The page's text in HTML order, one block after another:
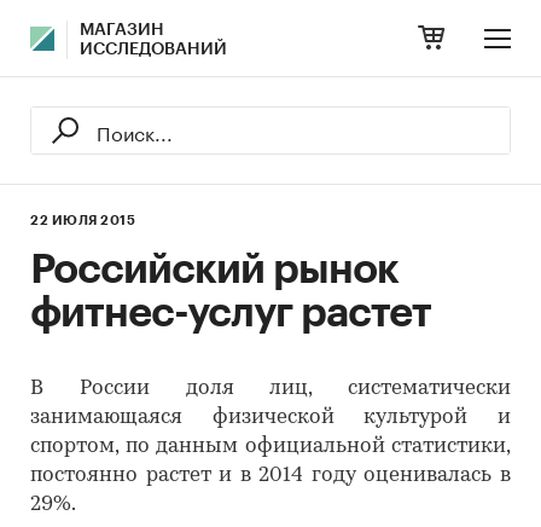
МАГАЗИН
ИССЛЕДОВАНИЙ
22 ИЮЛЯ 2015
Российский рынок
фитнес-услуг растет
В России доля лиц, систематически
занимающаяся физической культурой и
спортом, по данным официальной статистики,
постоянно растет и в 2014 году оценивалась в
29%.